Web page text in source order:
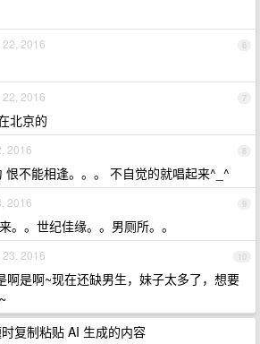
6
22, 2016
7
22, 2016
北京的
8
2016
恨不能相逢。。。 不自觉的就唱起来^_^
9
2016
。。世纪佳缘。。男厕所。。
10
23, 2016
啊是啊~现在还缺男生，妹子太多了，想要
复制粘贴 AI 生成的内容